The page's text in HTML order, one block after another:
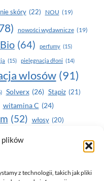
plików
z technologii, takich jak pliki
skóry (22) NOU (19)
nowości wydawnicze (19)
(64) perfumy (15)
(15) pielęgnacja dłoni (14)
wlosów (91)
Solverx (26) Stapiz (21)
witamina C (24)
(52) włosy (20)
zdrowe zęby